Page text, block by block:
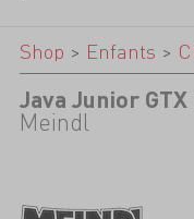
Shop > Enfants >
Java Junior GTX
Meindl